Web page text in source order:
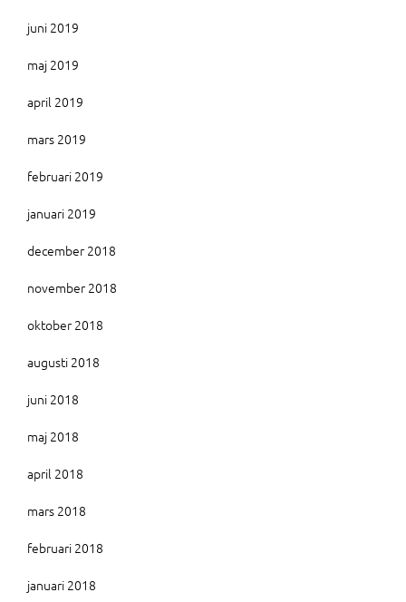
juni 2019
maj 2019
april 2019
mars 2019
februari 2019
januari 2019
december 2018
november 2018
oktober 2018
augusti 2018
juni 2018
maj 2018
april 2018
mars 2018
februari 2018
januari 2018